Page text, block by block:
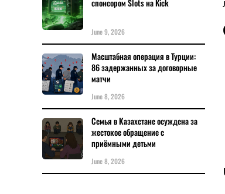
спонсором Slots на Kick
June 9, 2026
Масштабная операция в Турции:
86 задержанных за договорные
матчи
June 8, 2026
Семья в Казахстане осуждена за
жестокое обращение с
приёмными детьми
June 8, 2026